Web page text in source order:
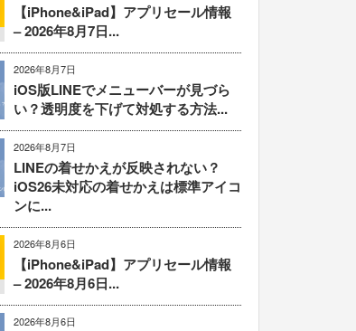
【iPhone&iPad】アプリセール情報
– 2026年8月7日...
2026年8月7日
iOS版LINEでメニューバーが見づら
い？透明度を下げて対処する方法...
2026年8月7日
LINEの着せかえが反映されない？
iOS26未対応の着せかえは標準アイコ
ンに...
2026年8月6日
【iPhone&iPad】アプリセール情報
– 2026年8月6日...
2026年8月6日